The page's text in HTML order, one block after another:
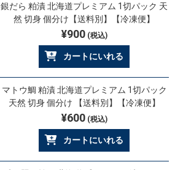
銀だら 粕漬 北海道プレミアム 1切パック 天
然 切身 個分け【送料別】【冷凍便】
¥900(税込)
カートにいれる
マトウ鯛 粕漬 北海道プレミアム 1切パック
天然 切身 個分け 【送料別】【冷凍便】
¥600(税込)
カートにいれる